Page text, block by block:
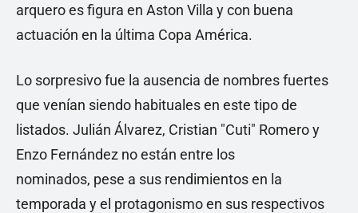
arquero es figura en Aston Villa y con buena
actuación en la última Copa América.
Lo sorpresivo fue la ausencia de nombres fuertes
que venían siendo habituales en este tipo de
listados. Julián Álvarez, Cristian "Cuti" Romero y
Enzo Fernández no están entre los
nominados, pese a sus rendimientos en la
temporada y el protagonismo en sus respectivos